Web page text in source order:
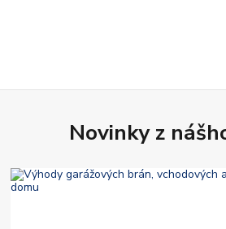
Novinky z